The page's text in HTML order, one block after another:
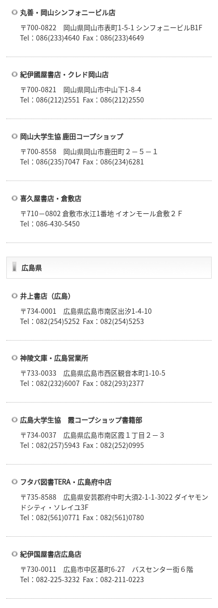
丸善・岡山シンフォニービル店
〒700-0822 岡山県岡山市表町1-5-1 シンフォニービルB1F
Tel：086(233)4640 Fax：086(233)4649
紀伊國屋書店・クレド岡山店
〒700-0821 岡山県岡山市中山下1-8-4
Tel：086(212)2551 Fax：086(212)2550
岡山大学生協 鹿田コープショップ
〒700-8558 岡山県岡山市鹿田町２－５－１
Tel：086(235)7047 Fax：086(234)6281
喜久屋書店・倉敷店
〒710－0802 倉敷市水江1番地 イオンモール倉敷２Ｆ
Tel：086-430-5450
広島県
井上書店（広島）
〒734-0001 広島県広島市南区出汐1-4-10
Tel：082(254)5252 Fax：082(254)5253
神陵文庫・広島営業所
〒733-0033 広島県広島市西区観音本町1-10-5
Tel：082(232)6007 Fax：082(293)2377
広島大学生協 霞コープショップ書籍部
〒734-0037 広島県広島市南区霞１丁目２－３
Tel：082(257)5943 Fax：082(252)0995
フタバ図書TERA・広島府中店
〒735-8588 広島県安芸郡府中町大須2-1-1-3022 ダイヤモン
ドシティ・ソレイユ3F
Tel：082(561)0771 Fax：082(561)0780
紀伊国屋書店広島店
〒730-0011 広島市中区基町6-27 バスセンター街６階
Tel：082-225-3232 Fax：082-211-0223